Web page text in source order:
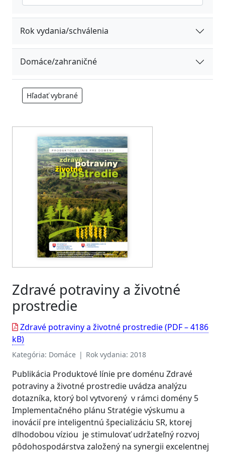
Rok vydania/schválenia
Domáce/zahraničné
Hľadať vybrané
Zdravé potraviny a životné
prostredie
Zdravé potraviny a životné prostredie (PDF – 4186
kB)
Kategória: Domáce | Rok vydania: 2018
Publikácia Produktové línie pre doménu Zdravé
potraviny a životné prostredie uvádza analýzu
dotazníka, ktorý bol vytvorený v rámci domény 5
Implementačného plánu Stratégie výskumu a
inovácií pre inteligentnú špecializáciu SR, ktorej
dlhodobou víziou je stimulovať udržateľný rozvoj
pôdohospodárstva založený na synergii excelentnej